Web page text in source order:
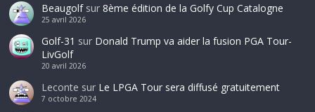
Beaugolfsur 8ème édition de la Golfy Cup Catalogne
25 avril 2026
Golf-31 sur Donald Trump va aider la fusion PGA Tour-
LivGolf
20 avril 2026
Leconte sur Le LPGA Tour sera diffusé gratuitement
7 octobre 2024